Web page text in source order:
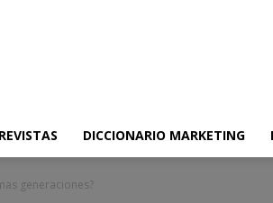
DICCIONARIO MARKETING
generaciones?